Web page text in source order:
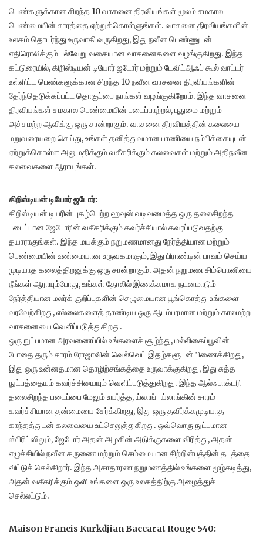
பெண்களுக்கான சிறந்த 10 வாசனை திரவியங்கள் மூலம் சமகால
பெண்மையின் சாரத்தை ஏற்றுக்கொள்ளுங்கள். வாசனை திரவியங்களின்
உலகம் தொடர்ந்து உருவாகி வருகிறது, இது நவீன பெண்ணுடன்
எதிரொலிக்கும் பல்வேறு வகையான வாசனைகளை வழங்குகிறது. இந்த
கட்டுரையில், கிறிஸ்டியன் டியோர் ஜடோர் மற்றும் டேவிட்ஆஃப் கூல் வாட்டர்
உள்ளிட்ட பெண்களுக்கான சிறந்த 10 நவீன வாசனை திரவியங்களின்
தேர்ந்தெடுக்கப்பட்ட தொகுப்பை நாங்கள் வழங்குகிறோம். இந்த வாசனை
திரவியங்கள் சமகால பெண்மையின் படைப்பாற்றல், புதுமை மற்றும்
அச்சமற்ற ஆவிக்கு ஒரு சான்றாகும். வாசனை திரவியத்தின் கலையை
மறுவரையறை செய்து, உங்கள் தனித்துவமான பாணியை நம்பிக்கையுடன்
ஏற்றுக்கொள்ள அனுமதிக்கும் வசீகரிக்கும் கலவைகள் மற்றும் அதிநவீன
கலவைகளை ஆராயுங்கள்.
கிறிஸ்டியன் டியோர் ஜடோர்:
கிறிஸ்டியன் டியரின் புகழ்பெற்ற ஹவுஸ் வடிவமைத்த ஒரு தலைசிறந்த
படைப்பான ஜேடோரின் வசீகரிக்கும் கவர்ச்சியால் கவரப்படுவதற்கு
தயாராகுங்கள். இந்த மயக்கும் நறுமணமானது நேர்த்தியான மற்றும்
பெண்மையின் உண்மையான உருவகமாகும், இது பிராண்டின் பாவம் செய்ய
முடியாத கலைத்திறனுக்கு ஒரு சான்றாகும். அதன் நறுமண சிம்பொனியை
நீங்கள் ஆராயும்போது, ​​உங்கள் தோலில் இணக்கமாக நடனமாடும்
நேர்த்தியான மலர்க் குறிப்புகளின் செழுமையான பூங்கொத்து உங்களை
வரவேற்கிறது, எல்லைகளைத் தாண்டிய ஒரு ஆடம்பரமான மற்றும் காலமற்ற
வாசனையை வெளிப்படுத்துகிறது.
ஒரு நுட்பமான அரவணைப்பில் உங்களைச் சூழ்ந்து, மல்லிகைப்பூவின்
போதை தரும் சாரம் ரோஜாவின் வெல்வெட் இதழ்களுடன் பிணைக்கிறது,
இது ஒரு உன்னதமான தொழிற்சங்கத்தை உருவாக்குகிறது, இது சுத்த
நுட்பத்தையும் கவர்ச்சியையும் வெளிப்படுத்துகிறது. இந்த ஆல்ஃபாக்டரி
தலைசிறந்த படைப்பை மேலும் உயர்த்த, ய்லாங்-ய்லாங்கின் சாரம்
கவர்ச்சியான தன்மையை சேர்க்கிறது, இது ஒரு தவிர்க்கமுடியாத
காந்தத்துடன் கலவையை உட்செலுத்துகிறது. ஒவ்வொரு நுட்பமான
ஸ்பிரிட்ஸிலும், ஜேடோர் அதன் அழகின் அடுக்குகளை விரித்து, அதன்
எழுச்சியில் நவீன கருணை மற்றும் செம்மையான சிற்றின்பத்தின் தடத்தை
விட்டுச் செல்கிறார். இந்த அசாதாரண நறுமணத்தில் உங்களை மூழ்கடித்து,
அதன் வசீகரிக்கும் ஒளி உங்களை ஒரு உலகத்திற்கு அழைத்துச்
செல்லட்டும்.
Maison Francis Kurkdjian Baccarat Rouge 540: